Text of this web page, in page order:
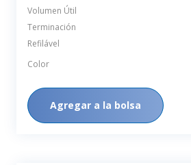
Volumen Total
Volumen Útil
Terminación
Refilável
Agregar a la bolsa